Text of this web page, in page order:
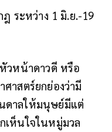
ระหว่าง 1 มิ.ย.-19
วหน้าดาวดี หรือ
าสตร์ยกย่องว่ามี
ดาลให้มนุษย์มีแต่
เห็นใจในหมู่มวล